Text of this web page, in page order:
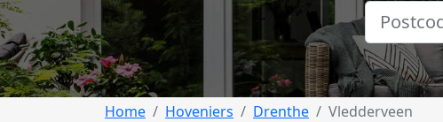
Home Hoveniers Drenthe Vledderveen